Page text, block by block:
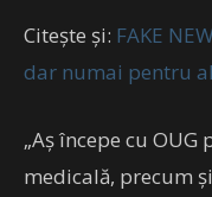
Citește și: FAKE
dar numai pentru
„Aș începe cu
medicală, precum